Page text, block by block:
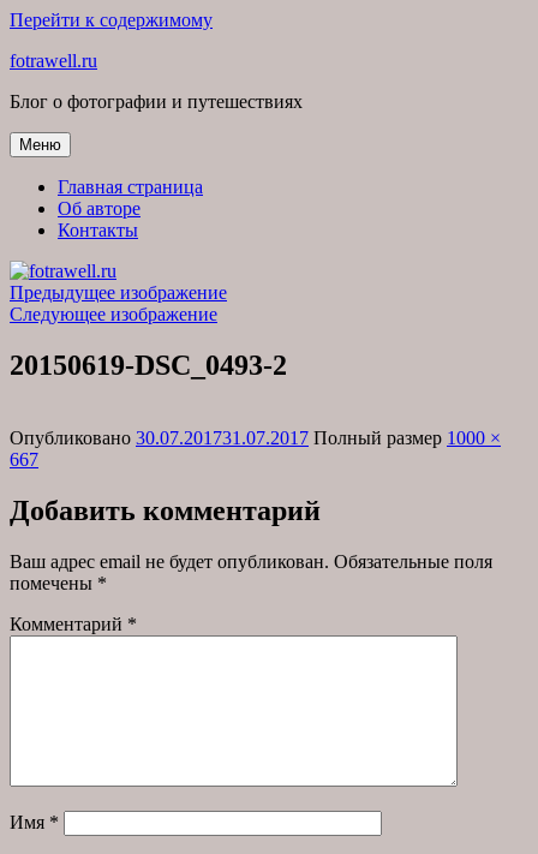
Перейти к содержимому
fotrawell.ru
Блог о фотографии и путешествиях
Меню
Главная страница
Об авторе
Контакты
Предыдущее изображение
Следующее изображение
20150619-DSC_0493-2
Опубликовано 30.07.201731.07.2017 Полный размер 1000 ×
667
Добавить комментарий
Ваш адрес email не будет опубликован. Обязательные поля
помечены *
Комментарий *
Имя *